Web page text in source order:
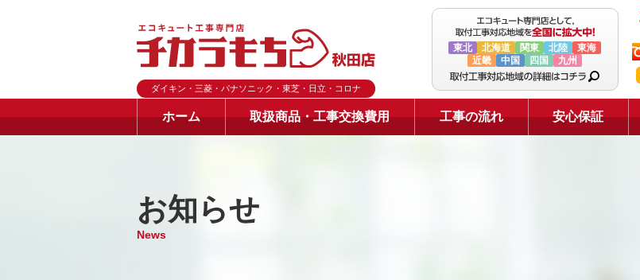
ダイキン・三菱・パナソニック・東芝・日立・コロナ
東北 北海道 関東 北陸
東海
近畿
中国 四国 九州
ホーム 取扱商品・工事交換費用 工事の流れ 安心保証
お知らせ
News